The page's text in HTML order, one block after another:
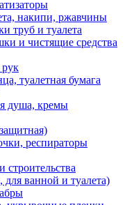
накипи, ржавчины
труб и туалета
и чистящие средства
туалетная бумага
душа, кремы
респираторы
строительства
ванной и туалета)